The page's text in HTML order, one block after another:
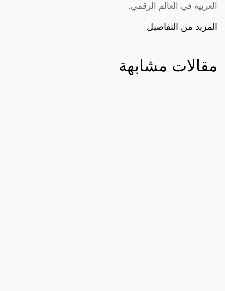
العربية في العالم الرقمي.
المزيد من التفاصيل
مقالات مشابهة